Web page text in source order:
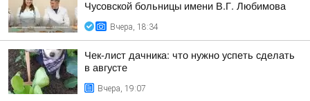
Чусовской больницы имени В.Г. Любимова
Вчера, 18:34
Чек-лист дачника: что нужно успеть сделать
в августе
Вчера, 19:07